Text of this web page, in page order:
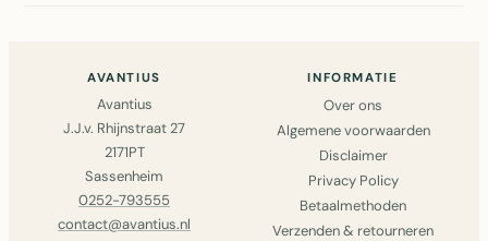
AVANTIUS
Avantius
J.J.v. Rhijnstraat 27
2171PT
Sassenheim
0252-793555
contact@avantius.nl
INFORMATIE
Over ons
Algemene voorwaarden
Disclaimer
Privacy Policy
Betaalmethoden
Verzenden & retourneren